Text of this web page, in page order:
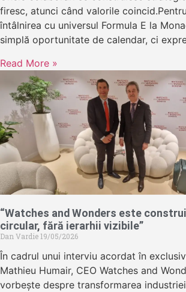
firesc, atunci când valorile coincid.Pentru
întâlnirea cu universul Formula E la
simplă oportunitate de calendar, ci
Read More »
“Watches and Wonders este
circular, fără ierarhii vizibile”
Dan Vardie19/05/2026
În cadrul unui interviu acordat în
Mathieu Humair, CEO Watches and
vorbește despre transformarea